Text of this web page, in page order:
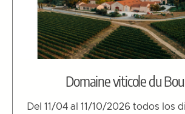
Domaine viticole du
Del 11/04 al 11/10/2026 todos los